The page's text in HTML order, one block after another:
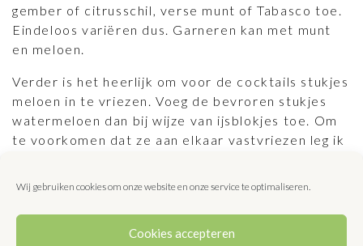
Wij gebruiken cookies om onze website en onze service te optimaliseren.
Cookies accepteren
gember of citrusschil, verse munt of Tabasco toe.
Eindeloos variëren dus. Garneren kan met munt
en meloen.
Verder is het heerlijk om voor de cocktails stukjes
meloen in te vriezen. Voeg de bevroren stukjes
watermeloen dan bij wijze van ijsblokjes toe. Om
te voorkomen dat ze aan elkaar vastvriezen leg ik
makkelijk kunt afsluiten en weer openen. Leuk,
lekker en het verdunt de cocktail niet, wat